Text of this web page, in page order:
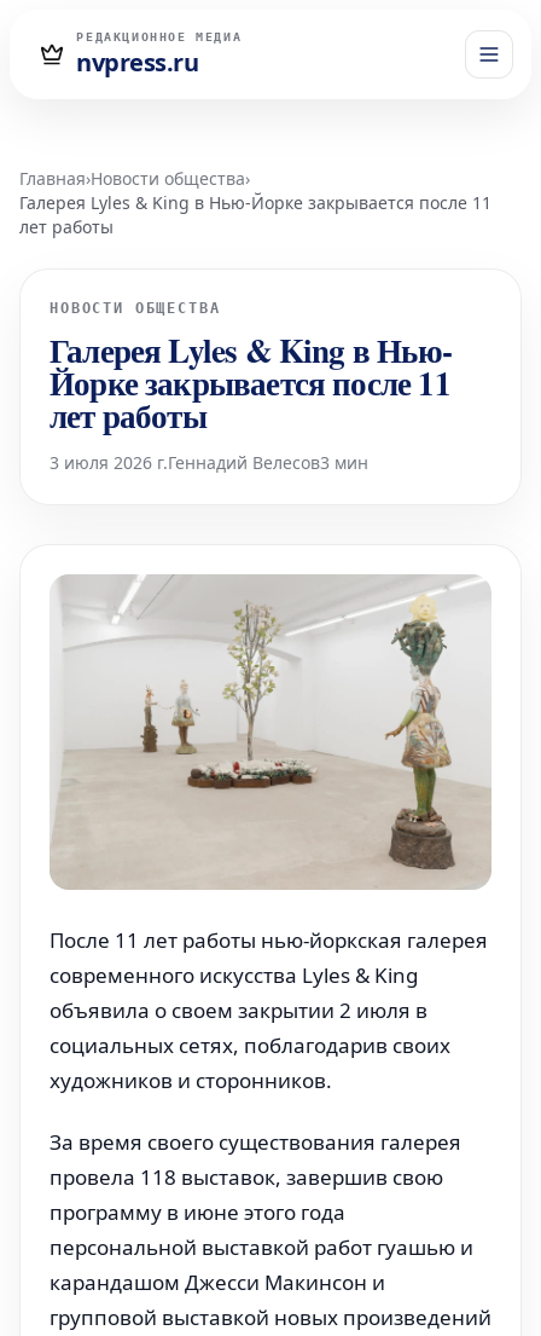
РЕДАКЦИОННОЕ МЕДИА
nvpress.ru
Главная›Новости общества›
Галерея Lyles & King в Нью-Йорке закрывается после 11
лет работы
НОВОСТИ ОБЩЕСТВА
Галерея Lyles & King в Нью-
Йорке закрывается после 11
лет работы
3 июля 2026 г.Геннадий Велесов3 мин
После 11 лет работы нью-йоркская галерея
современного искусства Lyles & King
объявила о своем закрытии 2 июля в
социальных сетях, поблагодарив своих
художников и сторонников.
За время своего существования галерея
провела 118 выставок, завершив свою
программу в июне этого года
персональной выставкой работ гуашью и
карандашом Джесси Макинсон и
групповой выставкой новых произведений